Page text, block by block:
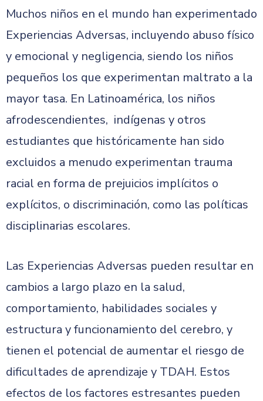
Muchos niños en el mundo han experimentado
Experiencias Adversas, incluyendo abuso físico
y emocional y negligencia, siendo los niños
pequeños los que experimentan maltrato a la
mayor tasa. En Latinoamérica, los niños
afrodescendientes, indígenas y otros
estudiantes que históricamente han sido
excluidos a menudo experimentan trauma
racial en forma de prejuicios implícitos o
explícitos, o discriminación, como las políticas
disciplinarias escolares.
Las Experiencias Adversas pueden resultar en
cambios a largo plazo en la salud,
comportamiento, habilidades sociales y
estructura y funcionamiento del cerebro, y
tienen el potencial de aumentar el riesgo de
dificultades de aprendizaje y TDAH. Estos
efectos de los factores estresantes pueden